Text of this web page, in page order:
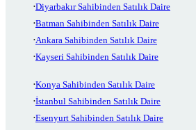
Diyarbakır Sahibinden Satılık Daire
Batman Sahibinden Satılık Daire
Ankara Sahibinden Satılık Daire
Kayseri Sahibinden Satılık Daire
Konya Sahibinden Satılık Daire
İstanbul Sahibinden Satılık Daire
Esenyurt Sahibinden Satılık Daire